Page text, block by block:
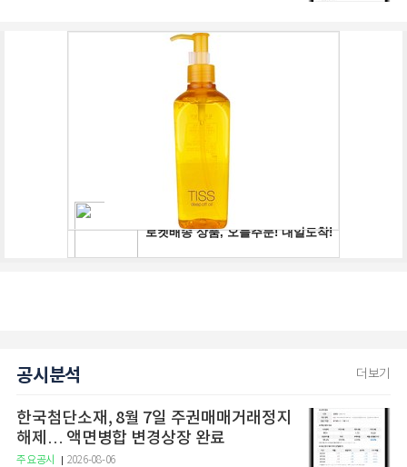
공시분석 더보기
한국첨단소재, 8월 7일 주권매매거래정지
해제… 액면병합 변경상장 완료
주요공시 2026-08-06